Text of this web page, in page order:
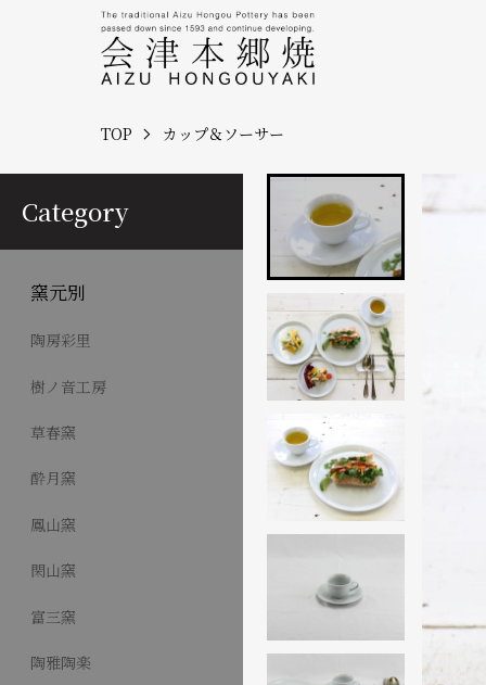
Category
窯元別
陶房彩里
樹ノ音工房
草春窯
酔月窯
鳳山窯
閑山窯
富三窯
陶雅陶楽
TOP カップ＆ソーサー